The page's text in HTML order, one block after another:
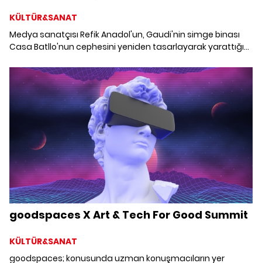
KÜLTÜR&SANAT
Medya sanatçısı Refik Anadol'un, Gaudi'nin simge binası
Casa Batllo'nun cephesini yeniden tasarlayarak yarattığı
Christie's müzayedesine çıkıyor.
goodspaces X Art & Tech For Good Summit
KÜLTÜR&SANAT
goodspaces; konusunda uzman konuşmacıların yer